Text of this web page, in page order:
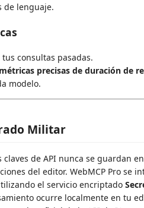
de lenguaje.
consultas pasadas.
métricas precisas de duración de
modelo.
Militar
claves de API nunca se guardan
del editor. WebMCP Pro se
el servicio encriptado
ocurre localmente en tu